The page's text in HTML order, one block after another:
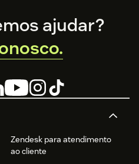
Zendesk para atendimento
ao cliente
ajudar?